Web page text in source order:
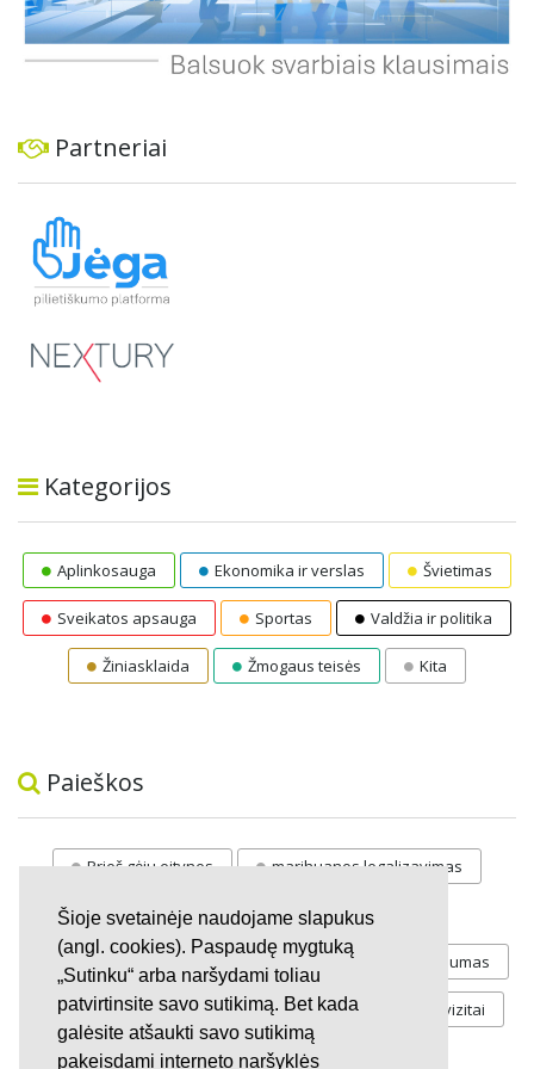
Šioje svetainėje naudojame slapukus
(angl. cookies). Paspaudę mygtuką
„Sutinku“ arba naršydami toliau
patvirtinsite savo sutikimą. Bet kada
galėsite atšaukti savo sutikimą
pakeisdami interneto naršyklės
Partneriai
Kategorijos
Aplinkosauga Ekonomika ir verslas Švietimas
Sveikatos apsauga Sportas Valdžia ir politika
Žiniasklaida Žmogaus teisės Kita
Paieškos
Prieš gėju eitynes marihuanos legalizavimas
STOP vaiku atemimas
Pilnos moksleivių vasaros atostogos referendumas
Keliu jaunystės Valandos Rekvizitai
Investicijos